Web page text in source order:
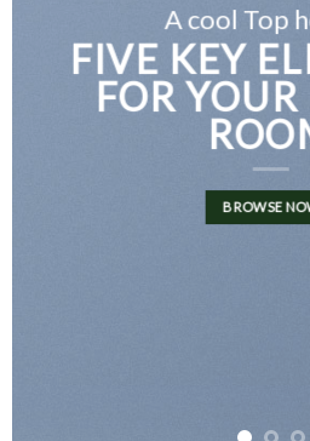
A cool Top
FIVE KEY
FOR
BROWSE